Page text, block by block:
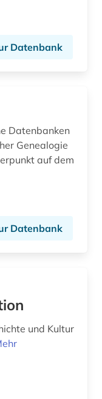
Datenbank
Datenbanken
Genealogie
auf dem
Datenbank
und Kultur